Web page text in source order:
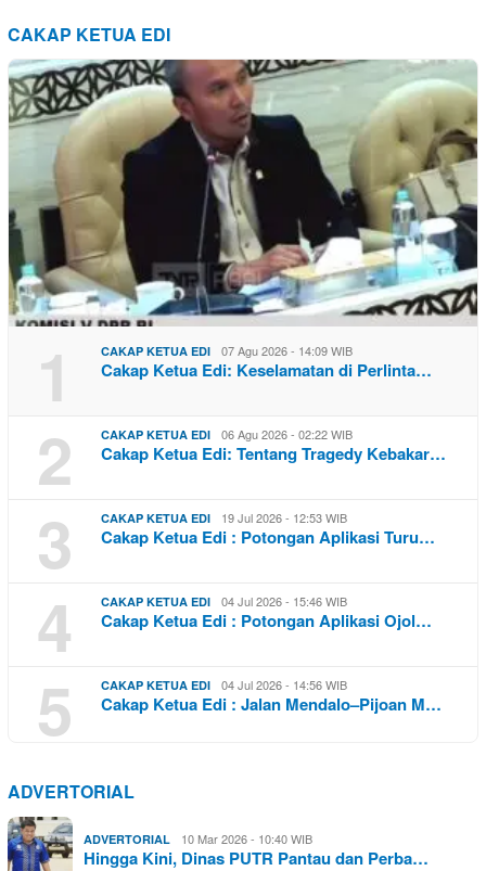
CAKAP KETUA EDI
1 CAKAP KETUA EDI 07 Agu 2026 - 14:09 WIB
Cakap Ketua Edi: Keselamatan di Perlinta…
2 CAKAP KETUA EDI 06 Agu 2026 - 02:22 WIB
Cakap Ketua Edi: Tentang Tragedy Kebakar…
3 CAKAP KETUA EDI 19 Jul 2026 - 12:53 WIB
Cakap Ketua Edi : Potongan Aplikasi Turu…
4 CAKAP KETUA EDI 04 Jul 2026 - 15:46 WIB
Cakap Ketua Edi : Potongan Aplikasi Ojol…
5 CAKAP KETUA EDI 04 Jul 2026 - 14:56 WIB
Cakap Ketua Edi : Jalan Mendalo–Pijoan M…
ADVERTORIAL
ADVERTORIAL 10 Mar 2026 - 10:40 WIB
Hingga Kini, Dinas PUTR Pantau dan Perba…